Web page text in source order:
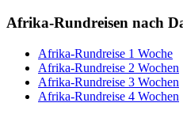
Afrika-Rundreisen nach
Afrika-Rundreise 1 Woche
Afrika-Rundreise 2 Wochen
Afrika-Rundreise 3 Wochen
Afrika-Rundreise 4 Wochen